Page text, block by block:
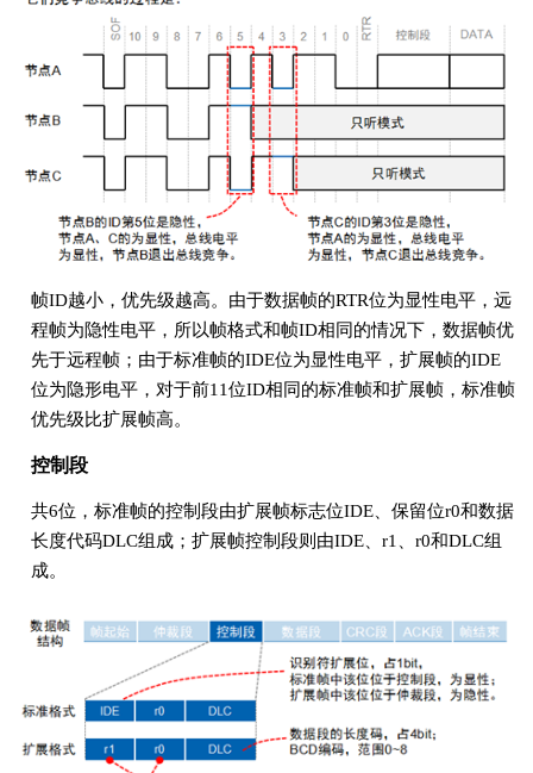
帧ID越小，优先级越高。由于数据帧的RTR位为显性电平，远
程帧为隐性电平，所以帧格式和帧ID相同的情况下，数据帧优
先于远程帧；由于标准帧的IDE位为显性电平，扩展帧的IDE
位为隐形电平，对于前11位ID相同的标准帧和扩展帧，标准帧
优先级比扩展帧高。
控制段
共6位，标准帧的控制段由扩展帧标志位IDE、保留位r0和数据
长度代码DLC组成；扩展帧控制段则由IDE、r1、r0和DLC组
成。